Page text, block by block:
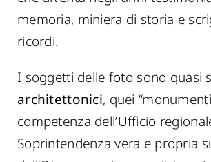
memoria, miniera di storia e
ricordi.
I soggetti delle foto sono quasi
architettonici, quei
competenza dell’Ufficio
Soprintendenza vera e propria